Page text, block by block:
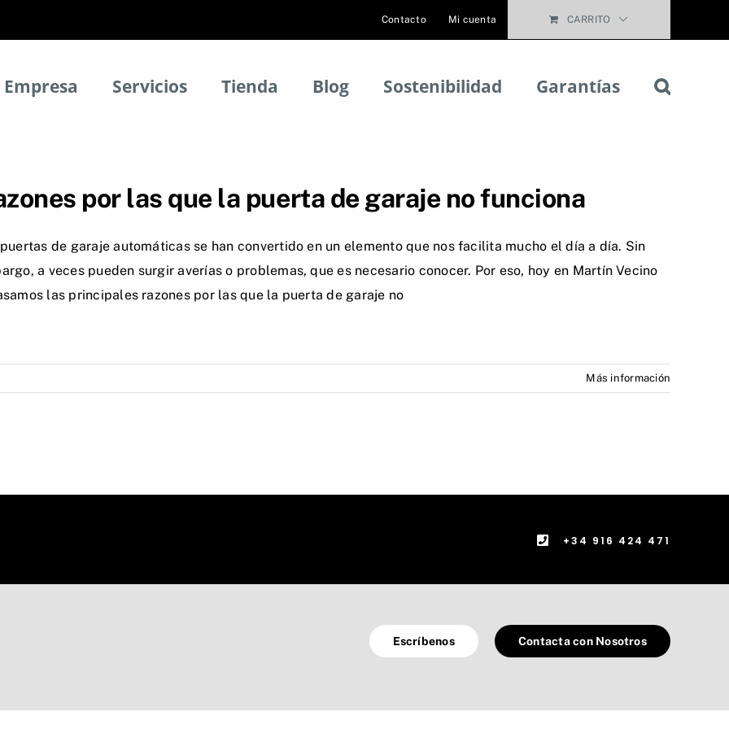
Contacto Mi cuenta CARRITO
Empresa Servicios Tienda Blog Sostenibilidad Garantías
por las que la puerta de garaje no funciona
de garaje automáticas se han convertido en un elemento que nos facilita mucho el día a día. Sin
a veces pueden surgir averías o problemas, que es necesario conocer. Por eso, hoy en Martín Vecino
las principales razones por las que la puerta de garaje no
Más información
+34 916 424 471
Escríbenos Contacta con Nosotros